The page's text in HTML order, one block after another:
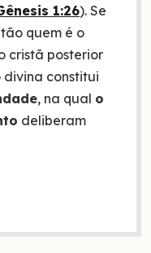
1:26). Se
quem é o
cristã posterior
constitui
, na qual o
deliberam